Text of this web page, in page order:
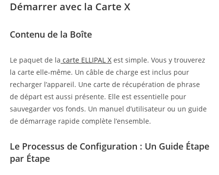
Démarrer avec la Carte X
Contenu de la Boîte
Le paquet de la carte ELLIPAL X est simple. Vous y trouverez
la carte elle-même. Un câble de charge est inclus pour
recharger l’appareil. Une carte de récupération de phrase
de départ est aussi présente. Elle est essentielle pour
sauvegarder vos fonds. Un manuel d’utilisateur ou un guide
de démarrage rapide complète l’ensemble.
Le Processus de Configuration : Un Guide Étape
par Étape